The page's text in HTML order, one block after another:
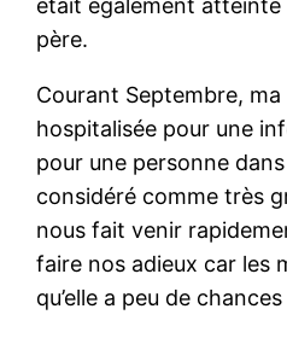
était également atteinte
père.
Courant Septembre,
hospitalisée pour une
pour une personne
considéré comme très
nous fait venir
faire nos adieux car les
qu’elle a peu de